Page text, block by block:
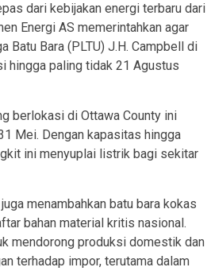
dari kebijakan energi terbaru dari
Energi AS memerintahkan agar
Batu Bara (PLTU) J.H. Campbell di
hingga paling tidak 21 Agustus
berlokasi di Ottawa County ini
Mei. Dengan kapasitas hingga
ini menyuplai listrik bagi sekitar
menambahkan batu bara kokas
bahan material kritis nasional.
mendorong produksi domestik dan
terhadap impor, terutama dalam